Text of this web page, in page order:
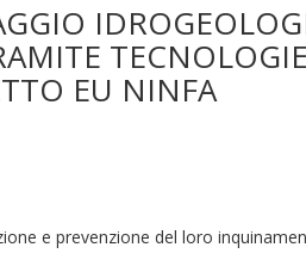
EU NINFA
e prevenzione del loro